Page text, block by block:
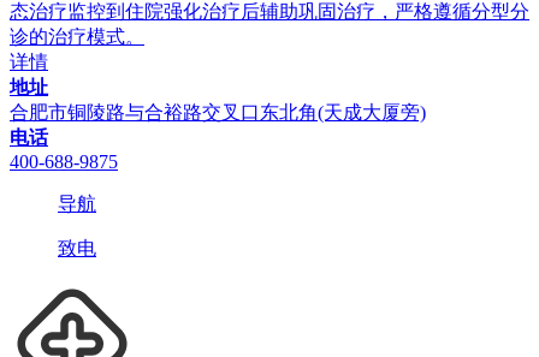
态治疗监控到住院强化治疗后辅助巩固治疗，严格遵循分型分
诊的治疗模式。
详情
地址
合肥市铜陵路与合裕路交叉口东北角(天成大厦旁)
电话
400-688-9875
导航
致电